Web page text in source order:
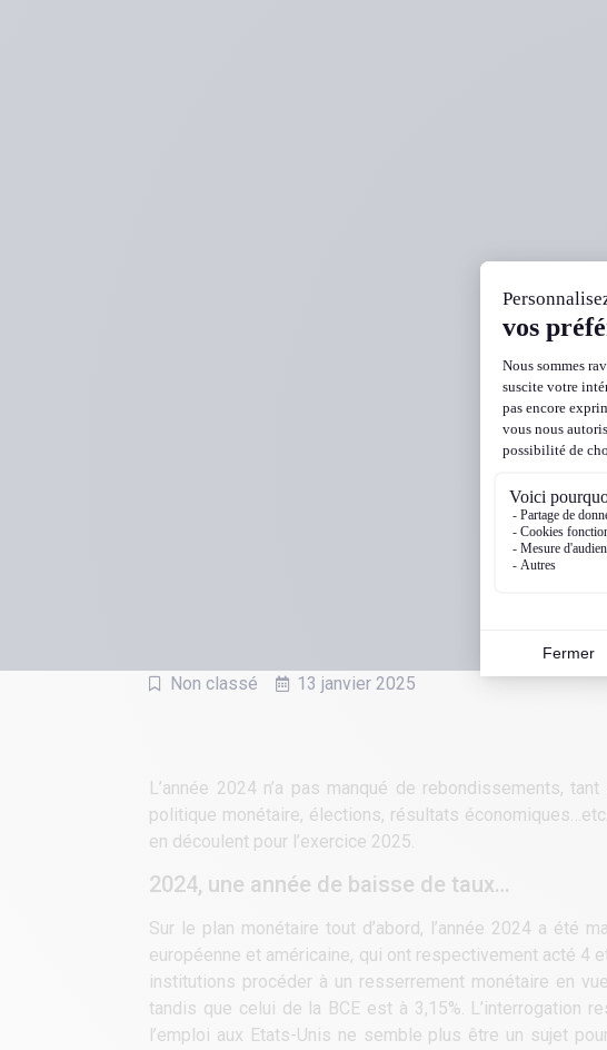
Non classé 13 janvier 2025
L’année 2024 n’a pas manqué de rebondissements,
politique monétaire, élections, résultats
en découlent pour l’exercice 2025.
2024, une année de baisse de taux…
Sur le plan monétaire tout d’abord, l’année 2024 a été
européenne et américaine, qui ont respectivement acté 4
institutions procéder à un resserrement monétaire en
tandis que celui de la BCE est à 3,15%. L’interrogation
l’emploi aux Etats-Unis ne semble plus être un sujet